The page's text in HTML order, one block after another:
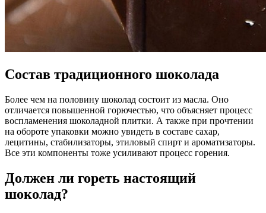
Состав традиционного шоколада
Более чем на половину шоколад состоит из масла. Оно
отличается повышенной горючестью, что объясняет процесс
воспламенения шоколадной плитки. А также при прочтении
на обороте упаковки можно увидеть в составе сахар,
лецитины, стабилизаторы, этиловый спирт и ароматизаторы.
Все эти компоненты тоже усиливают процесс горения.
Должен ли гореть настоящий
шоколад?